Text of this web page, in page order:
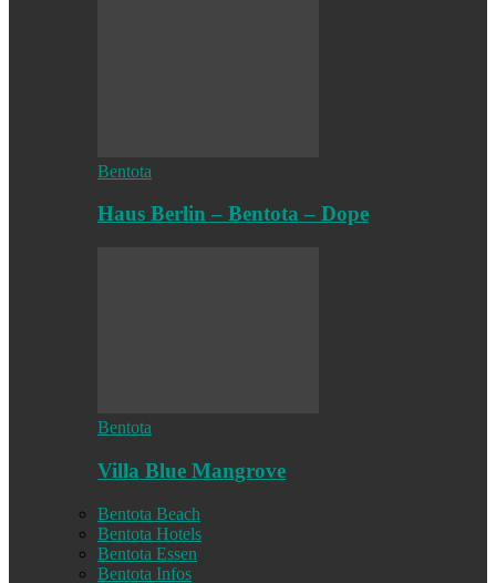
Bentota
Haus Berlin – Bentota – Dope
Bentota
Villa Blue Mangrove
Bentota Beach
Bentota Hotels
Bentota Essen
Bentota Infos